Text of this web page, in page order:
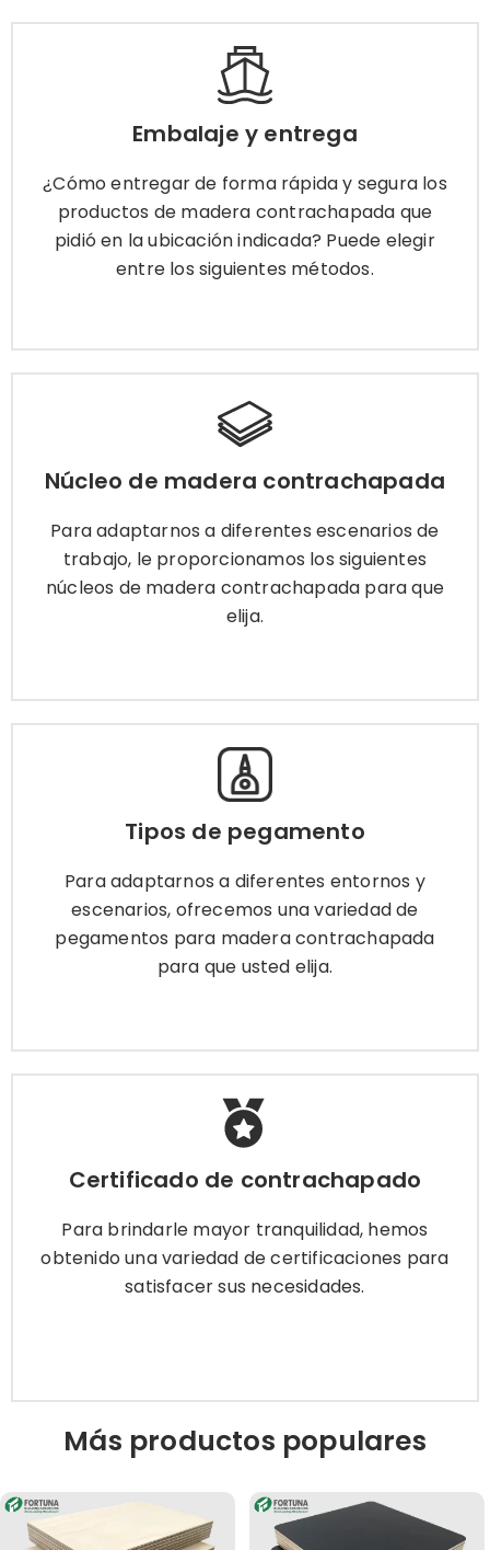
Embalaje y entrega
¿Cómo entregar de forma rápida y segura los
productos de madera contrachapada que
pidió en la ubicación indicada? Puede elegir
entre los siguientes métodos.
Embalaje y entrega
¿Cómo entregar de forma rápida y segura los
productos de madera contrachapada que pidió
en la ubicación indicada? Puede elegir entre los
siguientes métodos.
Más información
Núcleo de madera contrachapada
Para adaptarnos a diferentes escenarios de
trabajo, le proporcionamos los siguientes
núcleos de madera contrachapada para que
elija.
Núcleo de madera contrachapada
Para adaptarnos a diferentes escenarios de
trabajo, le proporcionamos los siguientes
núcleos de madera contrachapada para que
Más información
Tipos de pegamento
Para adaptarnos a diferentes entornos y
escenarios, ofrecemos una variedad de
pegamentos para madera contrachapada
para que usted elija.
Tipos de pegamento
Para adaptarnos a diferentes entornos y
escenarios, ofrecemos una variedad de
pegamentos para madera contrachapada
Más información
Certificado de contrachapado
Para brindarle mayor tranquilidad, hemos
obtenido una variedad de certificaciones para
satisfacer sus necesidades.
Certificado de contrachapado
Para brindarle mayor tranquilidad, hemos
satisfacer sus necesidades.
Más productos populares